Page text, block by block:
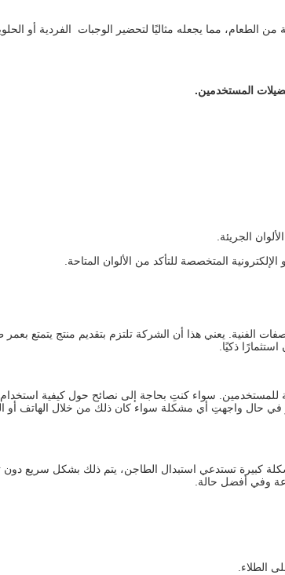
متوسطة من الطعام، مما يجعله مثاليًا لتحضير الوجبات الفردية
المستخدمين.
الجريئة.
المتخصصة للتأكد من الألوان المتاحة.
الفنية. يعني هذا أن الشركة تلتزم بتقديم منتج يتمتع بعمر
ذكيًا.
للمستخدمين. سواء كنتِ بحاجة إلى نصائح حول كيفية
في حال واجهتِ أي مشكلة سواء كان ذلك من خلال الهاتف أو
كبيرة تستدعي استبدال الطاجن، يتم ذلك بشكل سريع دون
وفي أفضل حالة.
الطلاء.